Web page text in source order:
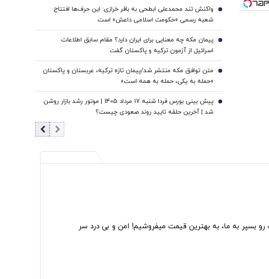
واکنش تند محمدعلی ابطحی به باقر خرازی: این حرف‌ها افتتاح
شعبه رسمی «حکومت اسلامی داعش» است
7
پیمان مکه چه معنایی برای ایران دارد؟ مقام سابق اطلاعات
اسرائیل از آزمون ترکیه و پاکستان گفت
8
متن توافق مکه منتشر شد/پیمان تازه ترکیه، عربستان و پاکستان
«حمله به یکی، حمله به همه است»
9
پیش بینی بورس فردا شنبه 17 مرداد 1405 | موتور رشد بازار روشن
شد | آخرین حلقه تایید روند صعودی چیست؟
10
بسپر به ما، به بهترین قیمت میفروشیم! امن و بی درد سر